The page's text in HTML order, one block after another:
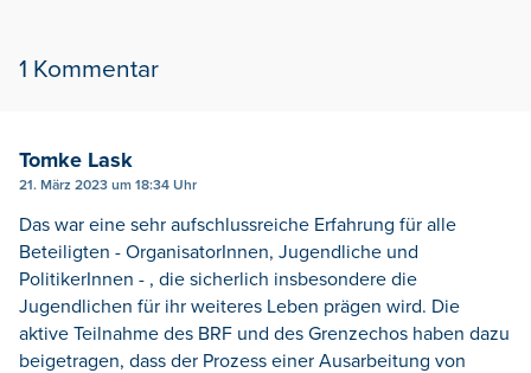
1 Kommentar
Tomke Lask
21. März 2023 um 18:34 Uhr
Das war eine sehr aufschlussreiche Erfahrung für alle
Beteiligten - OrganisatorInnen, Jugendliche und
PolitikerInnen - , die sicherlich insbesondere die
Jugendlichen für ihr weiteres Leben prägen wird. Die
aktive Teilnahme des BRF und des Grenzechos haben dazu
beigetragen, dass der Prozess einer Ausarbeitung von